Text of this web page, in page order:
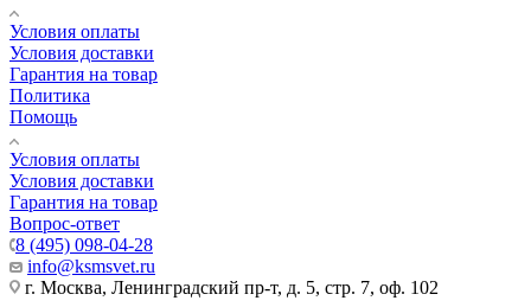
Условия оплаты
Условия доставки
Гарантия на товар
Политика
Помощь
Условия оплаты
Условия доставки
Гарантия на товар
Вопрос-ответ
8 (495) 098-04-28
info@ksmsvet.ru
г. Москва, Ленинградский пр-т, д. 5, стр. 7, оф. 102